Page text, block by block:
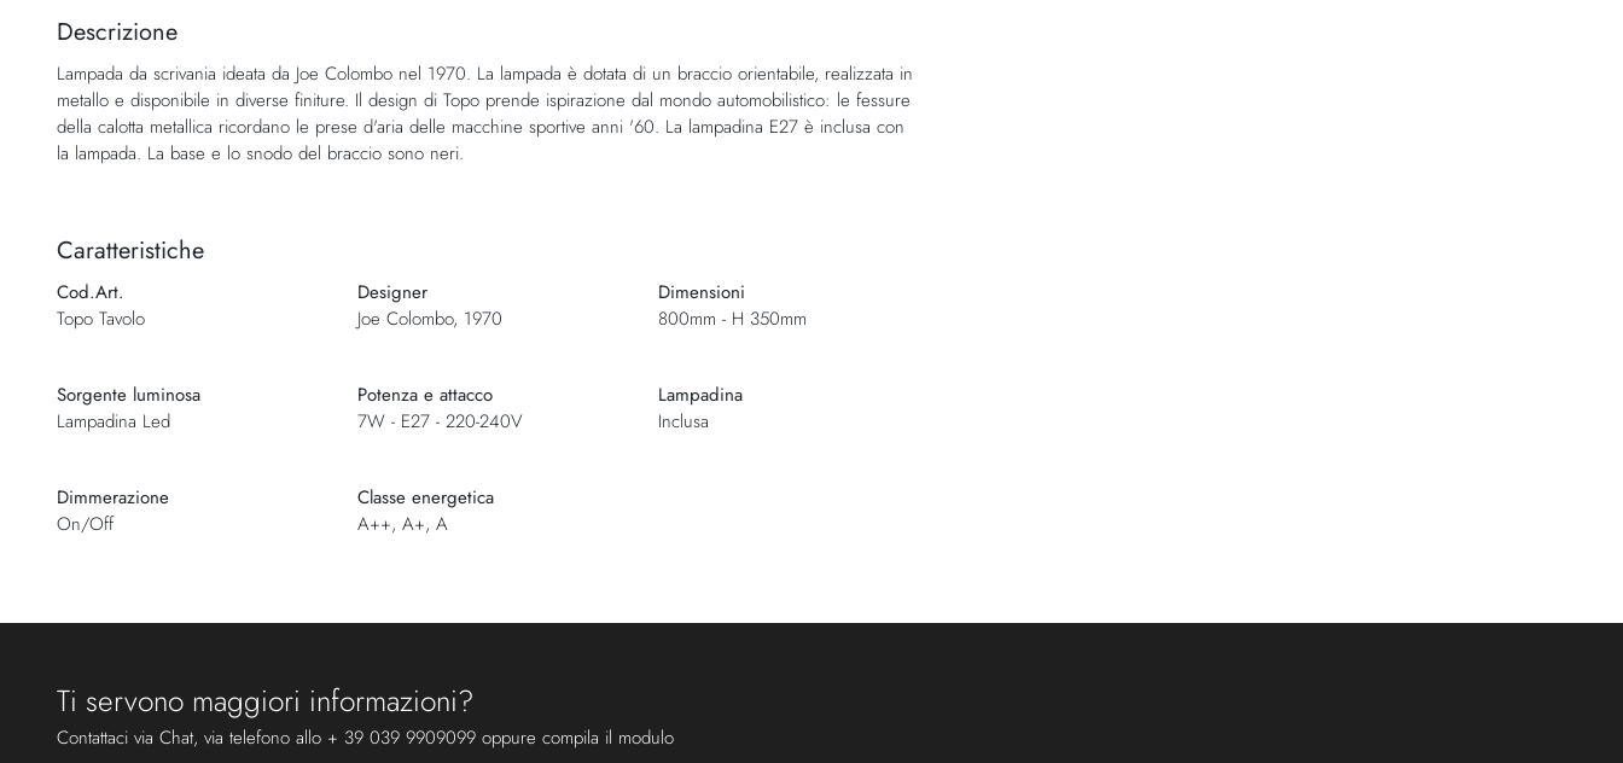
della
di
immagini
Descrizione
Lampada da scrivania ideata da Joe Colombo nel 1970. La lampada è dotata di un braccio orientabile, realizzata in
metallo e disponibile in diverse finiture. Il design di Topo prende ispirazione dal mondo automobilistico: le fessure
della calotta metallica ricordano le prese d'aria delle macchine sportive anni '60. La lampadina E27 è inclusa con
la lampada. La base e lo snodo del braccio sono neri.
Caratteristiche
Cod.Art.
Topo Tavolo
Designer
Joe Colombo, 1970
Dimensioni
800mm - H 350mm
Sorgente luminosa
Lampadina Led
Potenza e attacco
7W - E27 - 220-240V
Lampadina
Inclusa
Dimmerazione
On/Off
Classe energetica
A++, A+, A
Ti servono maggiori informazioni?
Contattaci via Chat, via telefono allo + 39 039 9909099 oppure compila il modulo